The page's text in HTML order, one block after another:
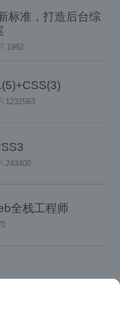
选项（属性）：
标准，打造后台综
1982
1232563
243400
全栈工程师
应用